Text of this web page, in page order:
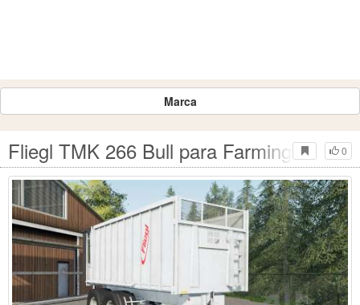
Marca
0
Fliegl TMK 266 Bull para Farming